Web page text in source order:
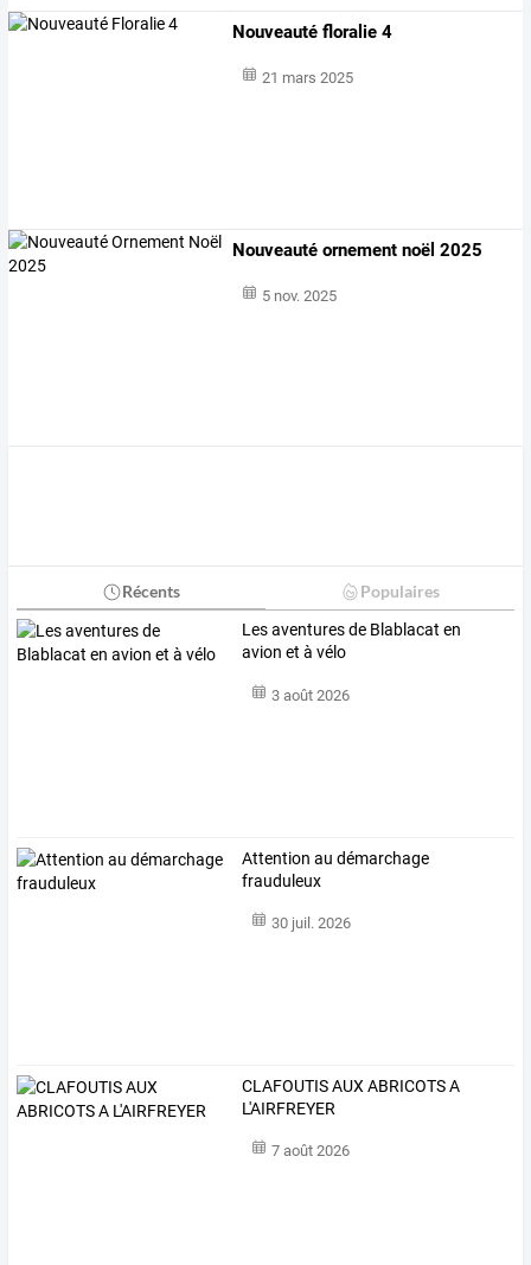
Nouveauté floralie 4
21 mars 2025
Nouveauté ornement noël 2025
5 nov. 2025
Récents Populaires
Les aventures de Blablacat en
avion et à vélo
3 août 2026
Attention au démarchage
frauduleux
30 juil. 2026
CLAFOUTIS AUX ABRICOTS A
L'AIRFREYER
7 août 2026